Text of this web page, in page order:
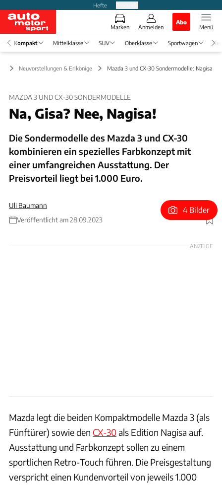
Hefte
Marken Anmelden
Abo
Menü
Kompakt Mittelklasse SUV Oberklasse Sportwagen
Neuvorstellungen & Erlkönige Mazda 3 und CX-30 Sondermodelle: Nagisa
MAZDA 3 UND CX-30 SONDERMODELLE
Na, Gisa? Nee, Nagisa!
Die Sondermodelle des Mazda 3 und CX-30
kombinieren ein spezielles Farbkonzept mit
einer umfangreichen Ausstattung. Der
Preisvorteil liegt bei 1.000 Euro.
Uli Baumann
Veröffentlicht am 28.09.2023
Foto: Mazda
4 Bilder
ANZEIGE
Mazda legt die beiden Kompaktmodelle Mazda 3 (als
Fünftürer) sowie den CX-30als Edition Nagisa auf.
Ausstattung und Farbkonzept sollen zu einem
sportlichen Retro-Touch führen. Die Preisgestaltung
verspricht einen Kundenvorteil von jeweils 1.000